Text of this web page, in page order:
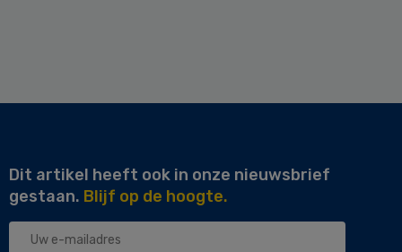
Dit artikel heeft ook in onze nieuwsbrief
gestaan. Blijf op de hoogte.
Uw